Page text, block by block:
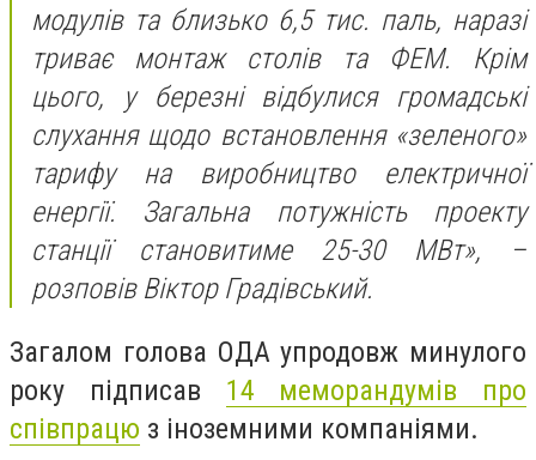
модулів та близько 6,5 тис. паль, наразі
триває монтаж столів та ФЕМ. Крім
цього, у березні відбулися громадські
слухання щодо встановлення «зеленого»
тарифу на виробництво електричної
енергії. Загальна потужність проекту
станції становитиме 25-30 МВт», –
розповів Віктор Градівський.
Загалом голова ОДА упродовж минулого
року підписав 14 меморандумів про
співпрацю з іноземними компаніями.